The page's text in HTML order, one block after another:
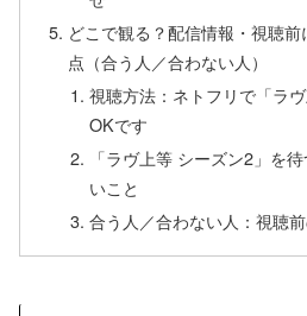
どこで観る？配信情報・視聴
点（合う人／合わない人）
視聴方法：ネトフリで「ラ
OKです
「ラヴ上等 シーズン2」を
いこと
合う人／合わない人：視聴